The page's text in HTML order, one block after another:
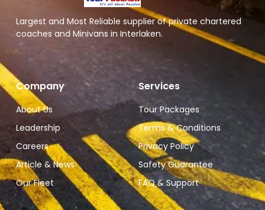
Largest and Most Reliable supplier of private chartered
coaches and Minivans in Interlaken.
Company
About Us
Leadership
Careers
Article & News
Our Fleet
Services
Tour Packages
Terms & Conditions
Privacy Policy
Safety Guarantee
FAQ & Support